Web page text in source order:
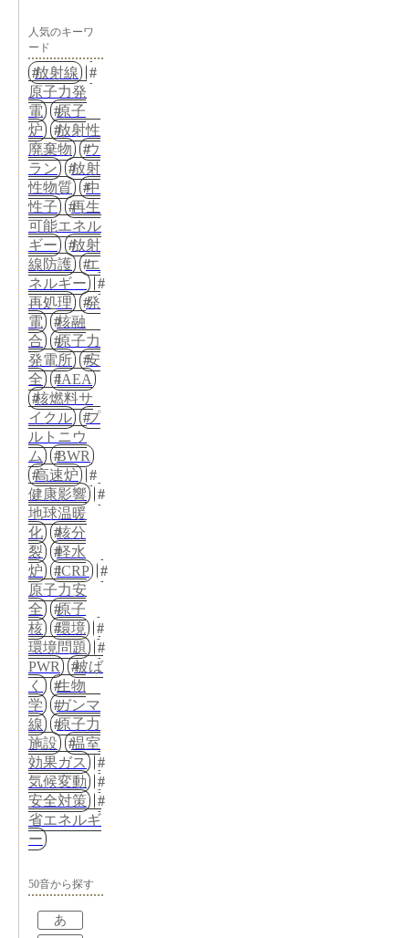
人気のキーワ
ード
放射線
原子力発
電
原子
炉
放射性
廃棄物
ウ
ラン
放射
性物質
中
性子
再生
可能エネル
ギー
放射
線防護
エ
ネルギー
再処理
発
電
核融
合
原子力
発電所
安
全
IAEA
核燃料サ
イクル
プ
ルトニウ
ム
BWR
高速炉
健康影響
地球温暖
化
核分
裂
軽水
炉
ICRP
原子力安
全
原子
核
環境
環境問題
PWR
被ば
く
生物
学
ガンマ
線
原子力
施設
温室
効果ガス
気候変動
安全対策
省エネルギ
ー
50音から探す
あ